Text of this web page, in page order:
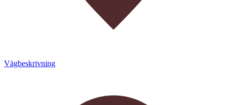
Vägbeskrivning